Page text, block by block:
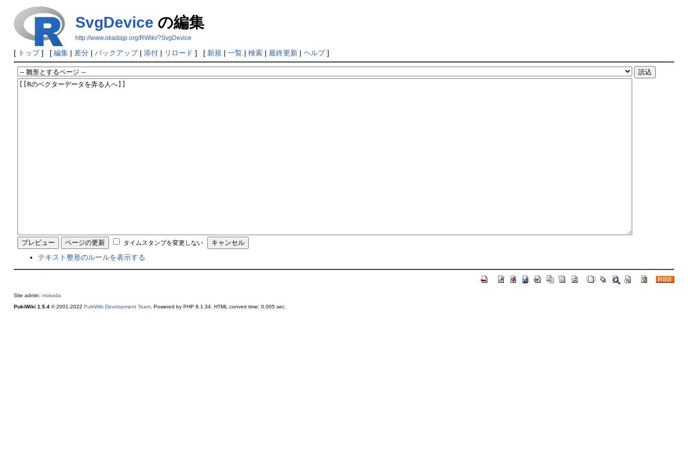
SvgDevice の編集
http://www.okadajp.org/RWiki/?SvgDevice
[ トップ] [ 編集| 差分| バックアップ| 添付| リロード ] [ 新規 | 一覧| 検索| 最終更新| ヘルプ]
タイムスタンプを変更しない
テキスト整形のルールを表示する
Site admin: mokada
PukiWiki 1.5.4© 2001-2022 PukiWiki Development Team. Powered by PHP 8.1.34. HTML convert time: 0.005 sec.